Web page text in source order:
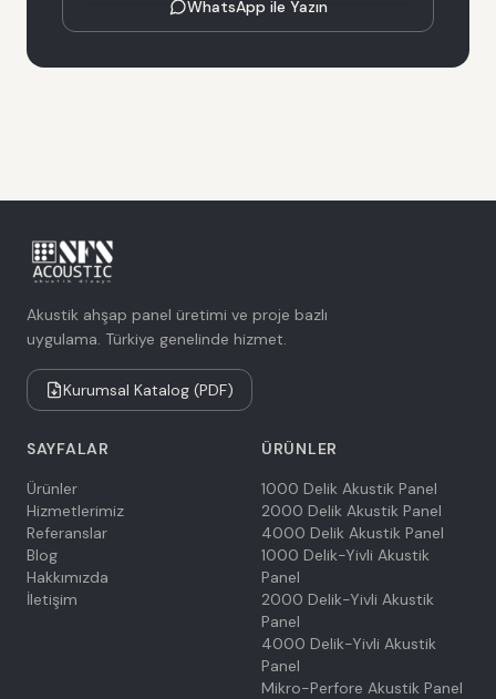
WhatsApp ile Yazın
Akustik ahşap panel üretimi ve proje bazlı
uygulama. Türkiye genelinde hizmet.
Kurumsal Katalog (PDF)
SAYFALAR
Ürünler
Hizmetlerimiz
Referanslar
Blog
Hakkımızda
İletişim
ÜRÜNLER
1000 Delik Akustik Panel
2000 Delik Akustik Panel
4000 Delik Akustik Panel
1000 Delik-Yivli Akustik
Panel
2000 Delik-Yivli Akustik
Panel
4000 Delik-Yivli Akustik
Panel
Mikro-Perfore Akustik Panel